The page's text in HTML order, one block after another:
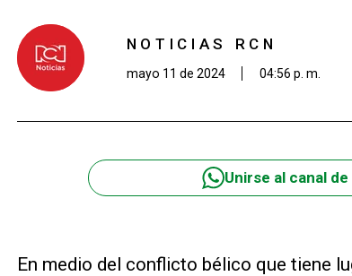
NOTICIAS RCN
mayo 11 de 2024 04:56 p. m.
Unirse al canal
En medio del conflicto bélico que tiene